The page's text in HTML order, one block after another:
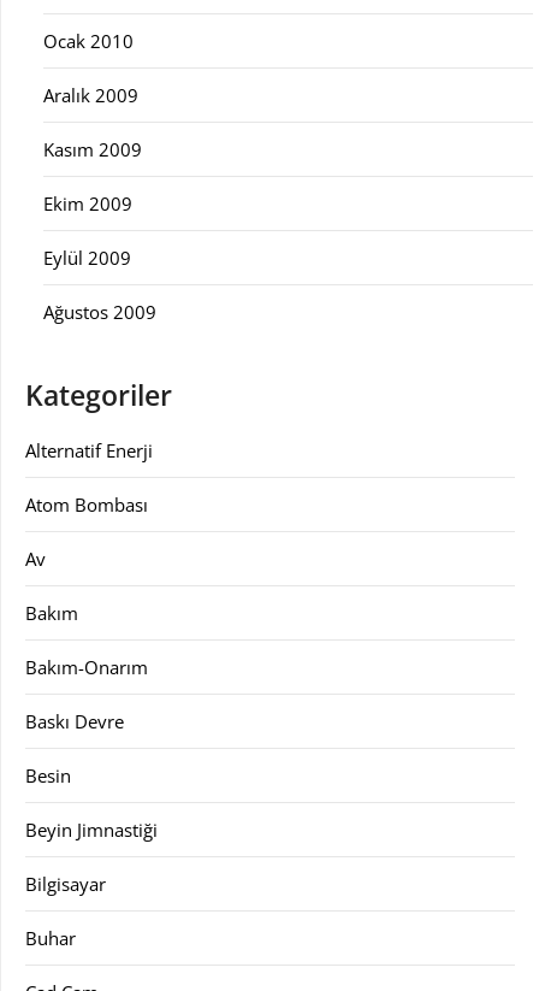
Ocak 2010
Aralık 2009
Kasım 2009
Ekim 2009
Eylül 2009
Ağustos 2009
Kategoriler
Alternatif Enerji
Atom Bombası
Av
Bakım
Bakım-Onarım
Baskı Devre
Besin
Beyin Jimnastiği
Bilgisayar
Buhar